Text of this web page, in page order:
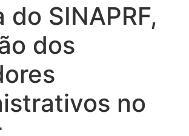
do SINAPRF,
dos
no